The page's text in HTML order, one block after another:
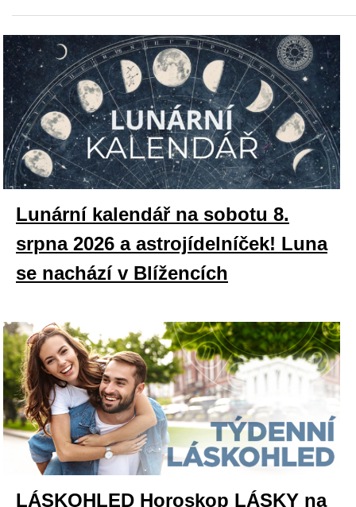
Lunární kalendář na sobotu 8.
srpna 2026 a astrojídelníček! Luna
se nachází v Blížencích
LÁSKOHLED Horoskop LÁSKY na